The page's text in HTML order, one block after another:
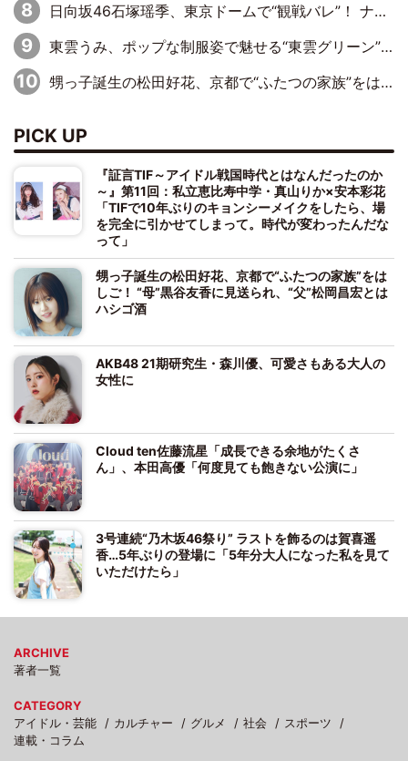
日向坂46石塚瑶季、東京ドームで“観戦バレ”！ ナイツ・塙も認めた「巨人に詳しすぎるアイドル」は元VENUSスクール生で杉内コーチ推し⁉
東雲うみ、ポップな制服姿で魅せる“東雲グリーン”の正体
甥っ子誕生の松田好花、京都で“ふたつの家族”をはしご！ “母”黒谷友香に見送られ、“父”松岡昌宏とはハシゴ酒
PICK UP
『証言TIF～アイドル戦国時代とはなんだったのか
～』第11回：私立恵比寿中学・真山りか×安本彩花
「TIFで10年ぶりのキョンシーメイクをしたら、場
を完全に引かせてしまって。時代が変わったんだな
って」
甥っ子誕生の松田好花、京都で“ふたつの家族”をは
しご！ “母”黒谷友香に見送られ、“父”松岡昌宏とは
ハシゴ酒
AKB48 21期研究生・森川優、可愛さもある大人の
女性に
Cloud ten佐藤流星「成長できる余地がたくさ
ん」、本田高優「何度見ても飽きない公演に」
3号連続“乃木坂46祭り” ラストを飾るのは賀喜遥
香…5年ぶりの登場に「5年分大人になった私を見て
いただけたら」
ARCHIVE
著者一覧
CATEGORY
アイドル・芸能
カルチャー グルメ 社会
スポーツ
連載・コラム